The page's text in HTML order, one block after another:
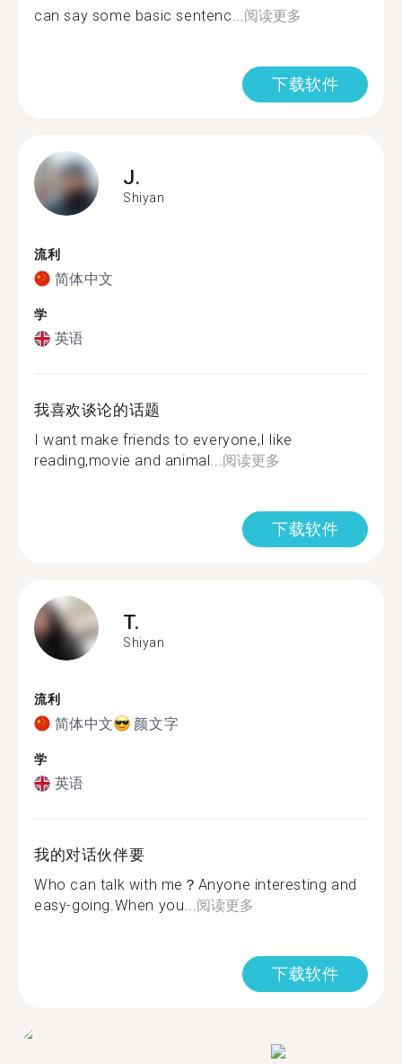
can say some basic sentenc...阅读更多
下载软件
J.
Shiyan
流利
简体中文
学
英语
我喜欢谈论的话题
I want make friends to everyone,I like
reading,movie and animal...阅读更多
下载软件
T.
Shiyan
流利
简体中文 颜文字
学
英语
我的对话伙伴要
Who can talk with me？Anyone interesting and
easy-going.When you...阅读更多
下载软件